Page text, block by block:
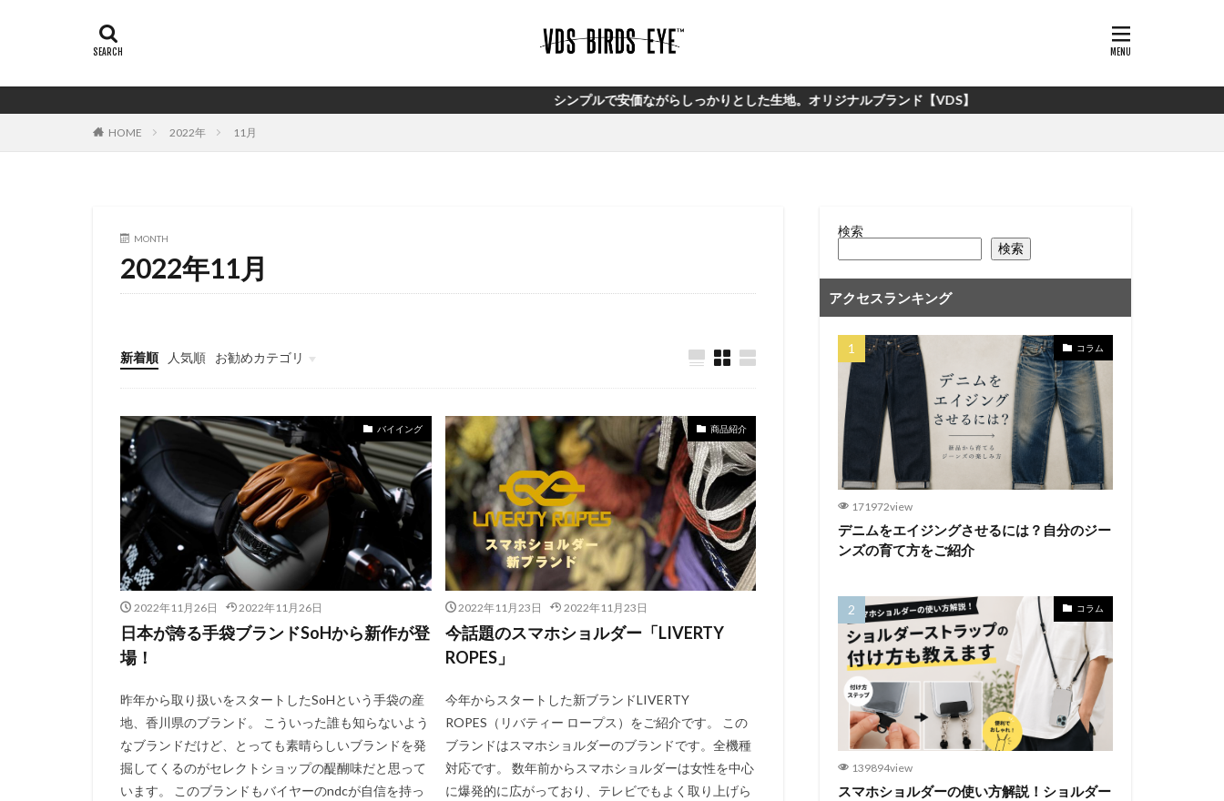
シンプルで安価ながらしっかりとした生地。オリジナルブランド【VDS】
HOME 2022年 11月
MONTH
2022年11月
新着順 人気順
お勧めカテゴリ
バイイング
バイイング
2022年11月26日 2022年11月26日
日本が誇る手袋ブランドSoHから新作が登
場！
昨年から取り扱いをスタートしたSoHという手袋の産
地、香川県のブランド。 こういった誰も知らないよう
なブランドだけど、とっても素晴らしいブランドを発
掘してくるのがセレクトショップの醍醐味だと思って
います。 このブランドもバイヤーのndcが自信を持っ
商品紹介
2022年11月23日 2022年11月23日
今話題のスマホショルダー「LIVERTY
ROPES」
今年からスタートした新ブランドLIVERTY
ROPES（リバティー ロープス）をご紹介です。 この
ブランドはスマホショルダーのブランドです。全機種
対応です。 数年前からスマホショルダーは女性を中心
に爆発的に広がっており、テレビでもよく取り上げら
検索
検索
アクセスランキング
コラム
171972view
デニムをエイジングさせるには？自分のジー
ンズの育て方をご紹介
コラム
139894view
スマホショルダーの使い方解説！ショルダー